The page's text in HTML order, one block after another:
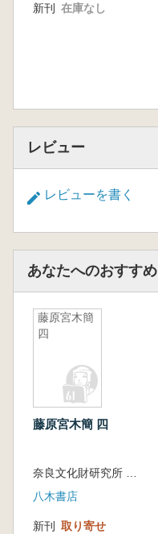
新刊 在庫なし
レビュー
レビューを書く
あなたへのおすすめ
藤原宮木簡
四
藤原宮木簡 四
八木書店
新刊 取り寄せ